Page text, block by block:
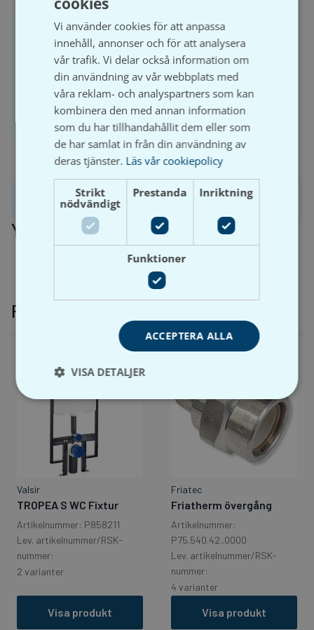
För att handla och se prisuppgifter på Våtrumsgross
behöver du ha ett registrerat företag och aktivt ett
kundkonto.
Logga in
Produktinformation
Ytterligare information
Relaterade produkter
Valsir
TROPEA S WC Fixtur
Artikelnummer: P858211
Lev. artikelnummer/RSK-
nummer:
2 varianter
Visa produkt
Friatec
Friatherm övergång
Artikelnummer:
P75.540.42..0000
Lev. artikelnummer/RSK-
nummer:
4 varianter
Visa produkt
Vi använder cookies för att anpassa
innehåll, annonser och för att analysera
vår trafik. Vi delar också information om
din användning av vår webbplats med
våra reklam- och analyspartners som kan
kombinera den med annan information
som du har tillhandahållit dem eller som
de har samlat in från din användning av
deras tjänster. Läs vår cookiepolicy
Strikt
nödvändigt
Prestanda Inriktning
Funktioner
ACCEPTERA ALLA
VISA DETALJER